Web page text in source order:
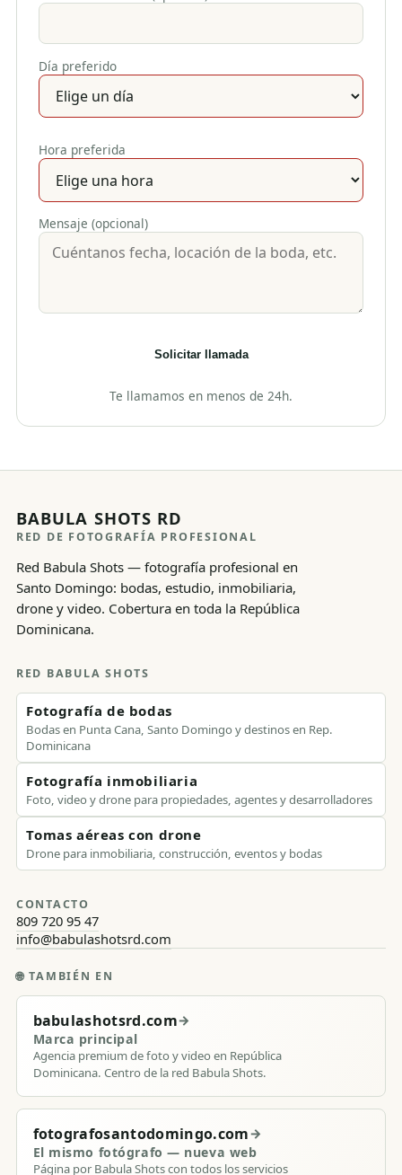
Día preferido
Hora preferida
Mensaje (opcional)
Solicitar llamada
Te llamamos en menos de 24h.
BABULA SHOTS RD
RED DE FOTOGRAFÍA PROFESIONAL
Red Babula Shots — fotografía profesional en
Santo Domingo: bodas, estudio, inmobiliaria,
drone y video. Cobertura en toda la República
Dominicana.
RED BABULA SHOTS
Fotografía de bodas
Bodas en Punta Cana, Santo Domingo y destinos en Rep.
Dominicana
Fotografía inmobiliaria
Foto, video y drone para propiedades, agentes y desarrolladores
Tomas aéreas con drone
Drone para inmobiliaria, construcción, eventos y bodas
CONTACTO
809 720 95 47
info@babulashotsrd.com
🌐 TAMBIÉN EN
babulashotsrd.com→
Marca principal
Agencia premium de foto y video en República
Dominicana. Centro de la red Babula Shots.
fotografosantodomingo.com→
El mismo fotógrafo — nueva web
Página por Babula Shots con todos los servicios